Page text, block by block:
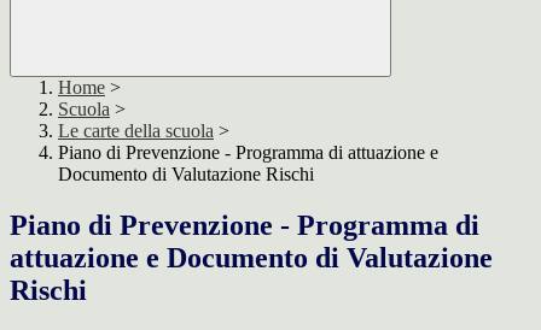
Home >
Scuola >
Le carte della scuola >
Piano di Prevenzione - Programma di attuazione e
Documento di Valutazione Rischi
Piano di Prevenzione - Programma di
attuazione e Documento di Valutazione
Rischi